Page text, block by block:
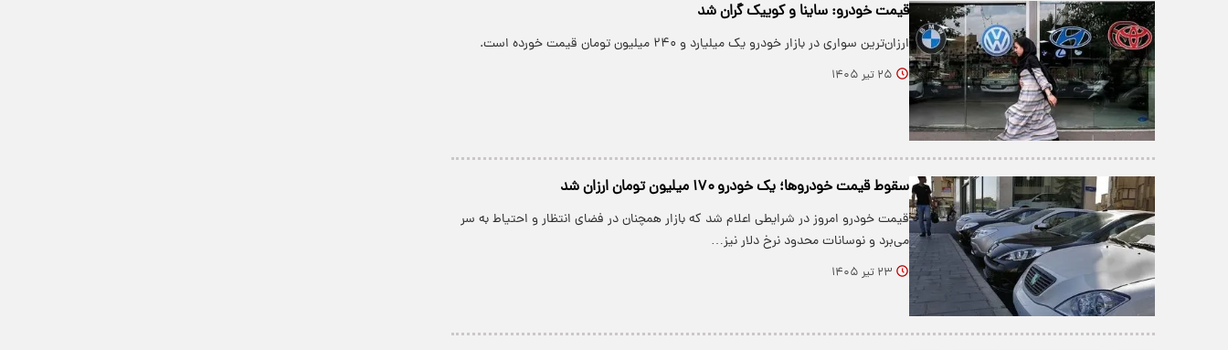
قیمت خودرو: ساینا و کوییک گران شد
ارزان‌ترین سواری در بازار خودرو یک میلیارد و ۲۴۰ میلیون تومان قیمت خورده است.
۲۵ تیر ۱۴۰۵
سقوط قیمت خودروها؛ یک خودرو ۱۷۰ میلیون تومان ارزان شد
قیمت خودرو امروز در شرایطی اعلام شد که بازار همچنان در فضای انتظار و احتیاط به سر
می‌برد و نوسانات محدود نرخ دلار نیز…
۲۳ تیر ۱۴۰۵